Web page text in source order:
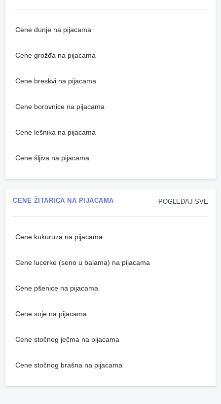
Cene dunje na pijacama
Cene grožđa na pijacama
Cene breskvi na pijacama
Cene borovnice na pijacama
Cene lešnika na pijacama
Cene šljiva na pijacama
POGLEDAJ SVE
CENE ŽITARICA NA PIJACAMA
Cene kukuruza na pijacama
Cene lucerke (seno u balama) na pijacama
Cene pšenice na pijacama
Cene soje na pijacama
Cene stočnog ječma na pijacama
Cene stočnog brašna na pijacama